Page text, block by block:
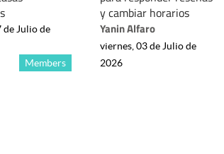
Members
de Julio de
y cambiar horarios
Yanin Alfaro
viernes, 03 de Julio de
2026